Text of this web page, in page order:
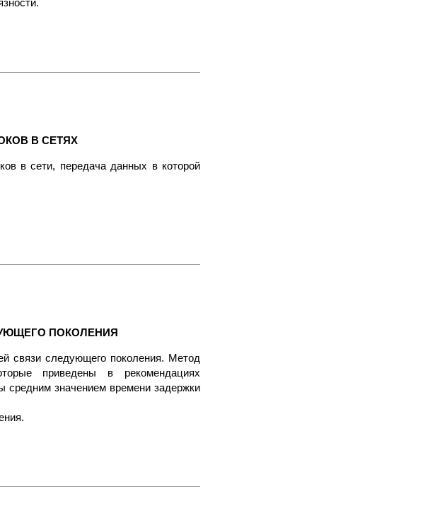
В СЕТЯХ
в сети, передача данных в которой
ПОКОЛЕНИЯ
связи следующего поколения. Метод
приведены в рекомендациях
средним значением времени задержки